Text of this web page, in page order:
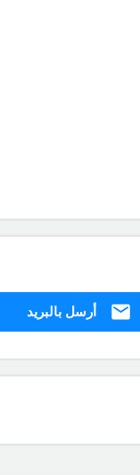
أرسل بالبريد